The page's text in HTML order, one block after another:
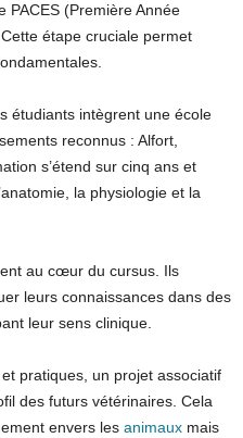
PACES (Première Année
étape cruciale permet
étudiants intègrent une école
reconnus : Alfort,
s’étend sur cinq ans et
la physiologie et la
au cœur du cursus. Ils
leurs connaissances dans des
leur sens clinique.
pratiques, un projet associatif
des futurs vétérinaires. Cela
envers les animaux mais